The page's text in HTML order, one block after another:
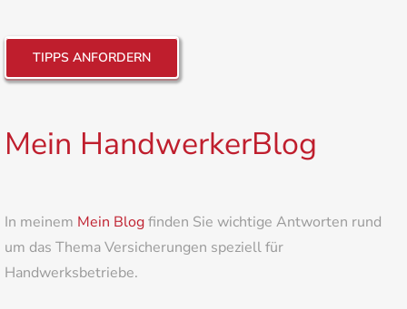
TIPPS ANFORDERN
Mein HandwerkerBlog
In meinem Mein Blogfinden Sie wichtige Antworten rund
um das Thema Versicherungen speziell für
Handwerksbetriebe.